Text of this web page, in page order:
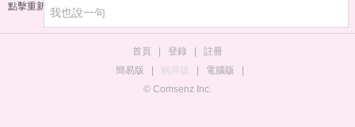
點擊重新加載
首頁 登錄
註冊
簡易版
觸屏版 電腦版
© Comsenz Inc.